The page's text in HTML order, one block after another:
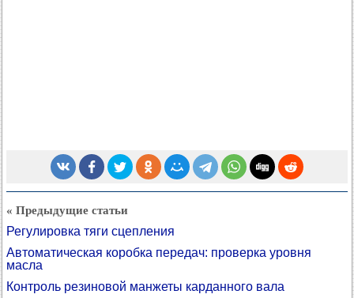
« Предыдущие статьи
Регулировка тяги сцепления
Автоматическая коробка передач: проверка уровня
масла
Контроль резиновой манжеты карданного вала